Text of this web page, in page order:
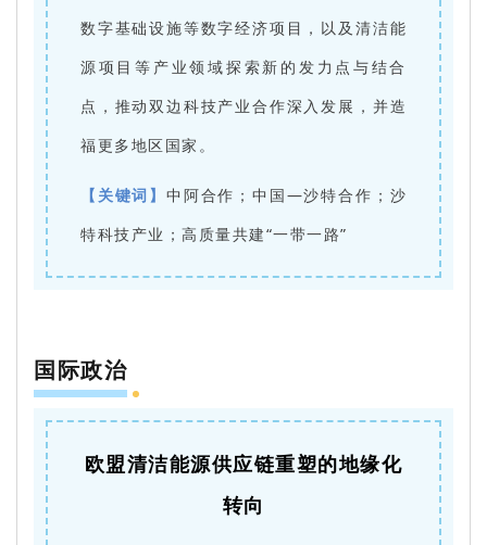
数字基础设施等数字经济项目，以及清洁能
源项目等产业领域探索新的发力点与结合
点，推动双边科技产业合作深入发展，并造
福更多地区国家。
【关键词】中阿合作；中国—沙特合作；沙
特科技产业；高质量共建“一带一路”
国际政治
欧盟清洁能源供应链重塑的地缘化
转向